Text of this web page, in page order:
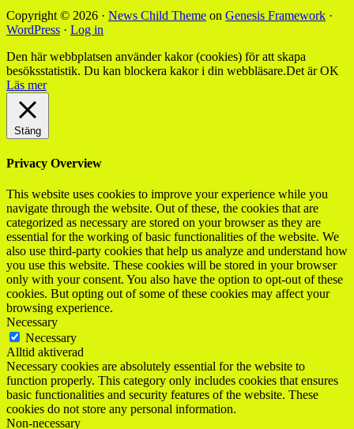
Copyright © 2026 · News Child Theme on Genesis Framework ·
WordPress · Log in
Den här webbplatsen använder kakor (cookies) för att skapa
besöksstatistik. Du kan blockera kakor i din webbläsare.Det är OK
Läs mer
Stäng
Privacy Overview
This website uses cookies to improve your experience while you
navigate through the website. Out of these, the cookies that are
categorized as necessary are stored on your browser as they are
essential for the working of basic functionalities of the website. We
also use third-party cookies that help us analyze and understand how
you use this website. These cookies will be stored in your browser
only with your consent. You also have the option to opt-out of these
cookies. But opting out of some of these cookies may affect your
browsing experience.
Necessary
Necessary
Alltid aktiverad
Necessary cookies are absolutely essential for the website to
function properly. This category only includes cookies that ensures
basic functionalities and security features of the website. These
cookies do not store any personal information.
Non-necessary